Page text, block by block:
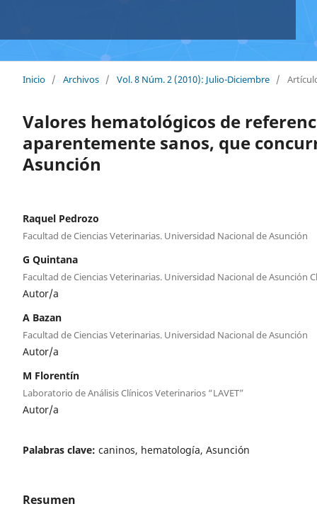
Inicio / Archivos / Vol. 8 Núm. 2 (2010): Julio-Diciembre /
Valores hematológicos de
aparentemente sanos, que
Asunción
Raquel Pedrozo
Facultad de Ciencias Veterinarias. Universidad Nacional de Asunción
G Quintana
Facultad de Ciencias Veterinarias. Universidad Nacional de Asunción
Autor/a
A Bazan
Facultad de Ciencias Veterinarias. Universidad Nacional de Asunción
Autor/a
M Florentín
Laboratorio de Análisis Clínicos Veterinarios “LAVET”
Autor/a
Palabras clave: caninos, hematología, Asunción
Resumen